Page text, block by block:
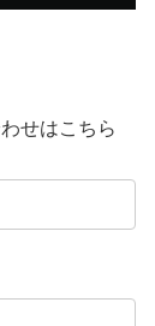
せはこちら